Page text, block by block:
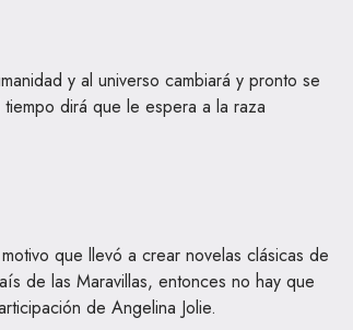
y al universo cambiará y pronto se
dirá que le espera a la raza
que llevó a crear novelas clásicas de
de las Maravillas, entonces no hay que
de Angelina Jolie.